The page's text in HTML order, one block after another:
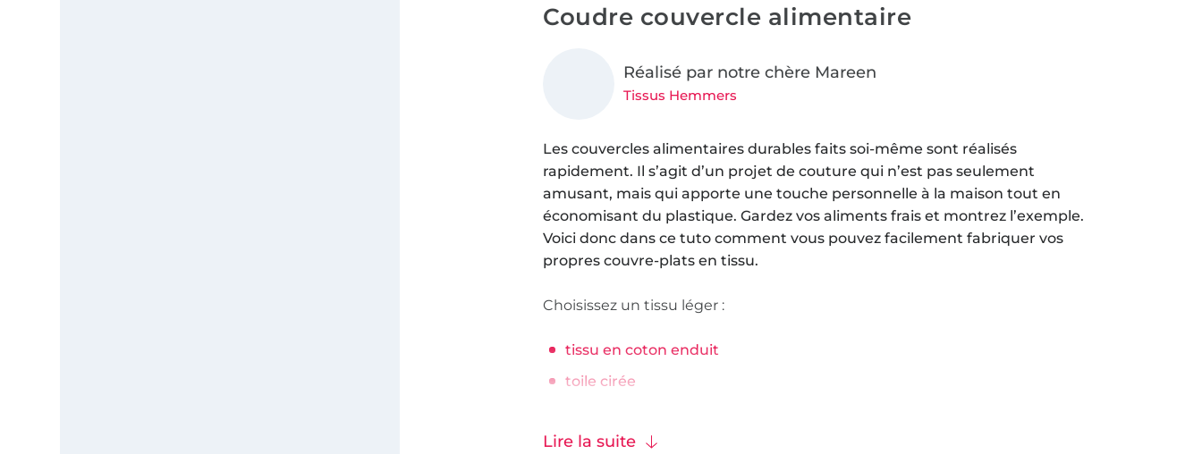
Coudre couvercle alimentaire
Réalisé par notre chère Mareen
Tissus Hemmers
Les couvercles alimentaires durables faits soi-même sont réalisés
rapidement. Il s’agit d’un projet de couture qui n’est pas seulement
amusant, mais qui apporte une touche personnelle à la maison tout en
économisant du plastique. Gardez vos aliments frais et montrez l’exemple.
Voici donc dans ce tuto comment vous pouvez facilement fabriquer vos
propres couvre-plats en tissu.
Choisissez un tissu léger :
tissu en coton enduit
toile cirée
tissus coton
Lire la suite